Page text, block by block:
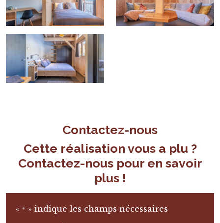
Contactez-nous
Cette réalisation vous a plu ?
Contactez-nous pour en savoir
plus !
« * » indique les champs nécessaires